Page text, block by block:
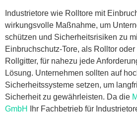
Industrietore wie Rolltore mit
wirkungsvolle Maßnahme, um
schützen und Sicherheitsrisiken zu
Einbruchschutz-Tore, als Rolltor
Rollgitter, für nahezu jede
Lösung. Unternehmen sollten auf
Sicherheitssysteme setzen, um
Sicherheit zu gewährleisten. Da die
GmbH
Ihr Fachbetrieb für